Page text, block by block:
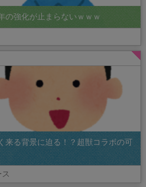
の強化が止まらないｗｗｗ
来る背景に迫る！？超獣コラボの可